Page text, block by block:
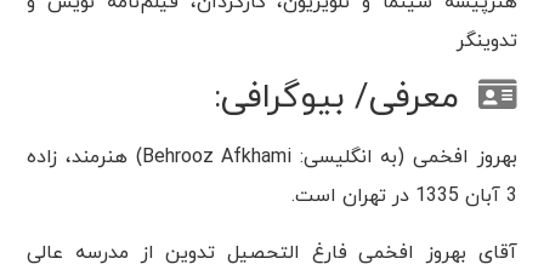
تدوینگر
معرفی/ بیوگرافی:
بهروز افخمی (به انگلیسی: Behrooz Afkhami) هنرمند، زاده
3 آبان 1335 در تهران است.
آقای بهروز افخمی فارغ التحصیل تدوین از مدرسه عالی